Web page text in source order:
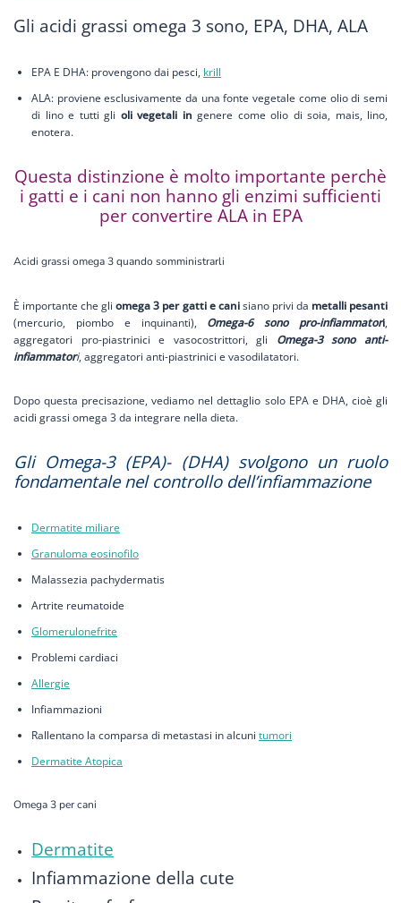
Gli acidi grassi omega 3 sono, EPA, DHA, ALA
EPA E DHA: provengono dai pesci, krill
ALA: proviene esclusivamente da una fonte vegetale come olio di semi
di lino e tutti gli oli vegetali in genere come olio di soia, mais, lino,
enotera.
Questa distinzione è molto importante perchè
i gatti e i cani non hanno gli enzimi sufficienti
per convertire ALA in EPA
Acidi grassi omega 3 quando somministrarli
È importante che gliomega 3 per gatti e canisiano privi da metalli pesanti
(mercurio, piombo e inquinanti), Omega-6 sono pro-infiammatori,
aggregatori pro-piastrinici e vasocostrittori, gli Omega-3 sono anti-
infiammatori, aggregatori anti-piastrinici e vasodilatatori.
Dopo questa precisazione, vediamo nel dettaglio solo EPA e DHA, cioè gli
acidi grassi omega 3 da integrare nella dieta.
Gli Omega-3 (EPA)- (DHA) svolgono un ruolo
fondamentale nel controllo dell’infiammazione
Dermatite miliare
Granuloma eosinofilo
Malassezia pachydermatis
Artrite reumatoide
Glomerulonefrite
Problemi cardiaci
Allergie
Infiammazioni
Rallentano la comparsa di metastasi in alcuni tumori
Dermatite Atopica
Omega 3 per cani
Dermatite
Infiammazione della cute